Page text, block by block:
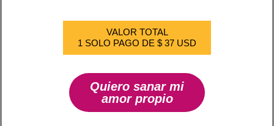
VALOR TOTAL
1 SOLO PAGO DE $ 37 USD
Quiero sanar mi
amor propio